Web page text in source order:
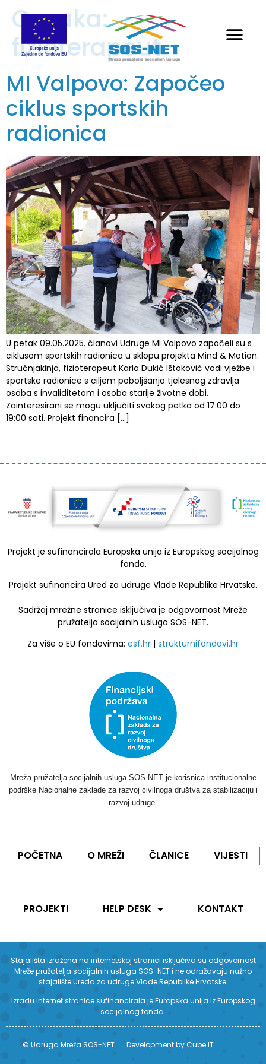
Oznaka:
fizioterapeut
MI Valpovo: Započeo
ciklus sportskih
radionica
U petak 09.05.2025. članovi Udruge MI Valpovo započeli su s
ciklusom sportskih radionica u sklopu projekta Mind & Motion.
Stručnjakinja, fizioterapeut Karla Dukić Ištoković vodi vježbe i
sportske radionice s ciljem poboljšanja tjelesnog zdravlja
osoba s invaliditetom i osoba starije životne dobi.
Zainteresirani se mogu uključiti svakog petka od 17:00 do
19:00 sati. Projekt financira […]
Projekt je sufinancirala Europska unija iz Europskog socijalnog
fonda.
Projekt sufinancira Ured za udruge Vlade Republike Hrvatske.
Sadržaj mrežne stranice isključiva je odgovornost Mreže
pružatelja socijalnih usluga SOS-NET.
Za više o EU fondovima: esf.hr | strukturnifondovi.hr
Mreža pružatelja socijalnih usluga SOS-NET je korisnica institucionalne
podrške Nacionalne zaklade za razvoj civilnoga društva za stabilizaciju i
razvoj udruge.
POČETNA O MREŽI ČLANICE VIJESTI
PROJEKTI HELP DESK KONTAKT
Stajališta izražena na internetskoj stranici isključiva su odgovornost
Mreže pružatelja socijalnih usluga SOS-NET i ne odražavaju nužno
stajalište Ureda za udruge Vlade Republike Hrvatske.
Izradu internet stranice sufinancirala je Europska unija iz Europskog
socijalnog fonda.
© Udruga Mreža SOS-NET Development by Cube IT